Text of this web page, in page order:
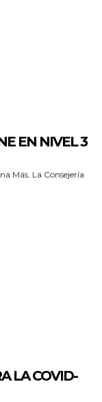
EN NIVEL 3
Más. La Consejería
LA COVID-